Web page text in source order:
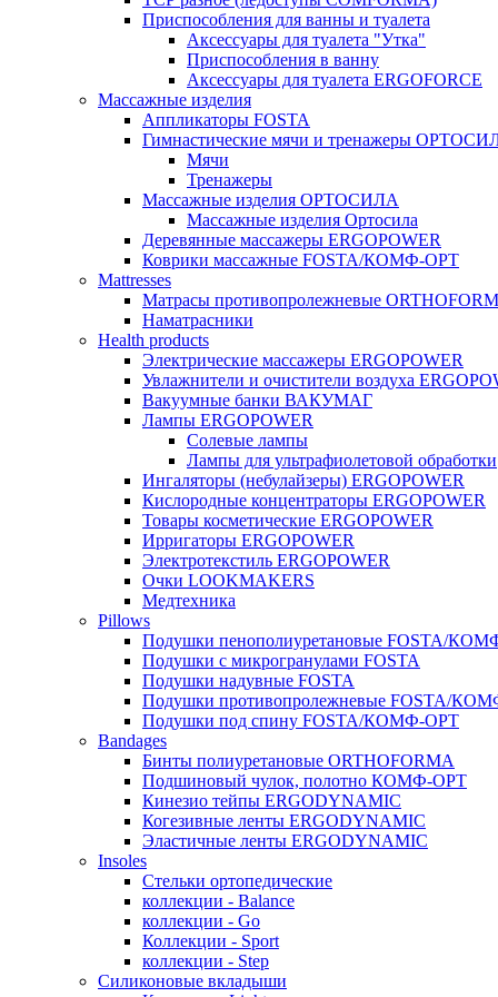
Приспособления для ванны и туалета
Аксессуары для туалета "Утка"
Приспособления в ванну
Аксессуары для туалета ERGOFORCE
Массажные изделия
Аппликаторы FOSTA
Гимнастические мячи и тренажеры
Мячи
Тренажеры
Массажные изделия ОРТОСИЛА
Массажные изделия Ортосила
Деревянные массажеры ERGOPOWER
Коврики массажные FOSTA/КОМФ-ОРТ
Мattresses
Матрасы противопролежневые
Наматрасники
Health products
Электрические массажеры ERGOPOWER
Увлажнители и очистители воздуха
Вакуумные банки ВАКУМАГ
Лампы ERGOPOWER
Солевые лампы
Лампы для ультрафиолетовой обработки
Ингаляторы (небулайзеры) ERGOPOWER
Кислородные концентраторы ERGOPOWER
Товары косметические ERGOPOWER
Ирригаторы ERGOPOWER
Электротекстиль ERGOPOWER
Очки LOOKMAKERS
Медтехника
Pillows
Подушки пенополиуретановые FOSTA/
Подушки с микрогранулами FOSTA
Подушки надувные FOSTA
Подушки противопролежневые FOSTA/
Подушки под спину FOSTA/КОМФ-ОРТ
Bandages
Бинты полиуретановые ORTHOFORMA
Подшиновый чулок, полотно КОМФ-ОРТ
Кинезио тейпы ERGODYNAMIC
Когезивные ленты ERGODYNAMIC
Эластичные ленты ERGODYNAMIC
Insoles
Стельки ортопедические
коллекции - Balance
коллекции - Go
Коллекции - Sport
коллекции - Step
Силиконовые вкладыши